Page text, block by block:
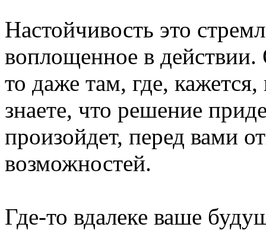
Настойчивость это
воплощенное в действии.
то даже там, где,
знаете, что решение
произойдет, перед вами
возможностей.
Где-то вдалеке ваше